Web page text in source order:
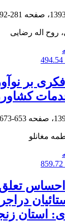
281-292
روح اله رضایی
494.54
فکری بر
653-673
مغانلو
859.72
تعلق
استان